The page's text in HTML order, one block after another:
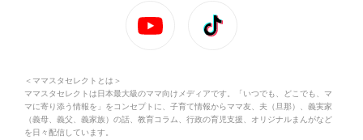
＜ママスタセレクトとは＞
ママスタセレクトは日本最大級のママ向けメディアです。「いつでも、どこでも、マ
マに寄り添う情報を」をコンセプトに、子育て情報からママ友、夫（旦那）、義実家
（義母、義父、義家族）の話、教育コラム、行政の育児支援、オリジナルまんがなど
を日々配信しています。